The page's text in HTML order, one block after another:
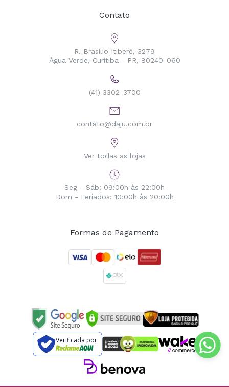
Contato
R. Brasílio Itiberê, 3279
Água Verde, Curitiba - PR, 80240-060
(41) 3302-3700
contato@daju.com.br
Ver todas as lojas
Seg - Sáb: 09:00h às 22:00h
Dom - Feriados: 10:00h às 20:00h
Formas de Pagamento
Verificada por